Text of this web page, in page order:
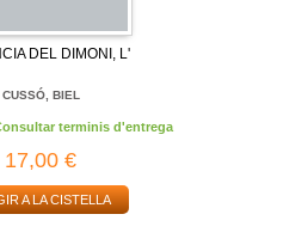
DEL DIMONI, L'
CUSSÓ, BIEL
terminis d'entrega
17,00 €
A LA CISTELLA